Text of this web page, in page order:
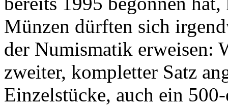
Münzen dürften sich
der Numismatik erweisen:
zweiter, kompletter Satz
Einzelstücke, auch ein